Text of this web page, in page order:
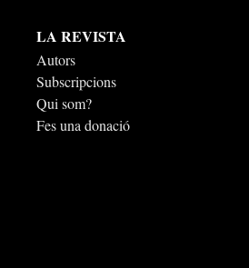
LA REVISTA
Autors
Subscripcions
Qui som?
Fes una donació